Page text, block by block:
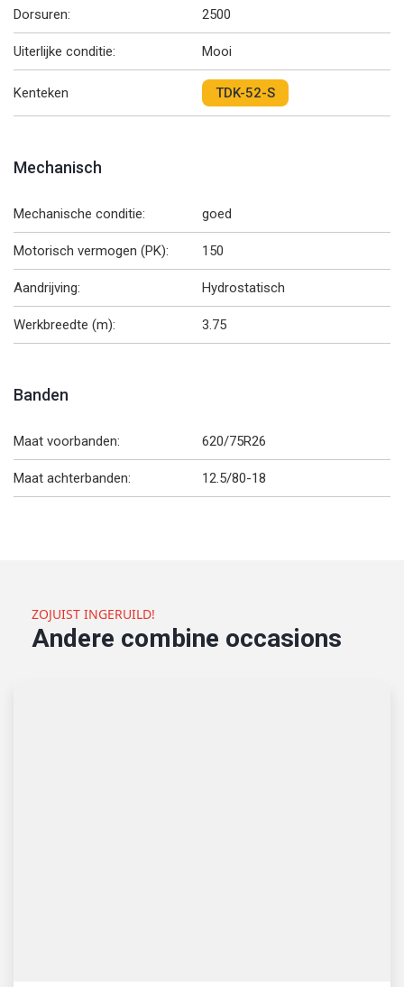
Dorsuren: 2500
Uiterlijke conditie: Mooi
Kenteken TDK-52-S
Mechanisch
Mechanische conditie: goed
Motorisch vermogen (PK): 150
Aandrijving: Hydrostatisch
Werkbreedte (m): 3.75
Banden
Maat voorbanden: 620/75R26
Maat achterbanden: 12.5/80-18
ZOJUIST INGERUILD!
Andere combine occasions